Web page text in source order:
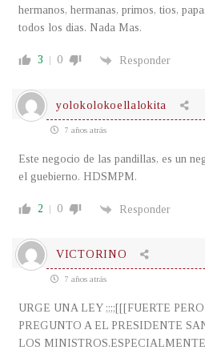
hermanos, hermanas, primos, tios,
todos los dias. Nada Mas.
3 0 Responder
yolokolokoellalokita
7 años atrás
Este negocio de las pandillas, es un
el guebierno. HDSMPM.
2 0 Responder
VICTORINO
7 años atrás
URGE UNA LEY ;;;;[[[FUERTE
PREGUNTO A EL PRESIDENTE
LOS